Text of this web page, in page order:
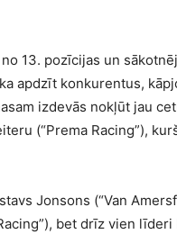
13. pozīcijas un
apdzīt konkurentus,
izdevās nokļūt jau
(“Prema Racing”),
Jonsons (“Van
bet drīz vien